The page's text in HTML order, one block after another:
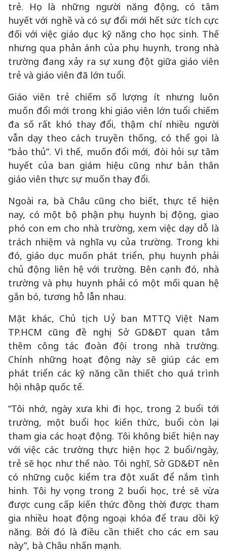
trẻ. Họ là những người năng động, có tâm
huyết với nghề và có sự đổi mới hết sức tích cực
đối với việc giáo dục kỹ năng cho học sinh. Thế
nhưng qua phản ánh của phụ huynh, trong nhà
trường đang xảy ra sự xung đột giữa giáo viên
trẻ và giáo viên đã lớn tuổi.
Giáo viên trẻ chiếm số lượng ít nhưng luôn
muốn đổi mới trong khi giáo viên lớn tuổi chiếm
đa số rất khó thay đổi, thậm chí nhiều người
vẫn dạy theo cách truyền thống, có thể gọi là
“bảo thủ”. Vì thế, muốn đổi mới, đòi hỏi sự tâm
huyết của ban giám hiệu cũng như bản thân
giáo viên thực sự muốn thay đổi.
Ngoài ra, bà Châu cũng cho biết, thực tế hiện
nay, có một bộ phận phụ huynh bị động, giao
phó con em cho nhà trường, xem việc dạy dỗ là
trách nhiệm và nghĩa vụ của trường. Trong khi
đó, giáo dục muốn phát triển, phụ huynh phải
chủ động liên hệ với trường. Bên cạnh đó, nhà
trường và phụ huynh phải có một mối quan hệ
gắn bó, tương hỗ lẫn nhau.
Mặt khác, Chủ tịch Uỷ ban MTTQ Việt Nam
TP.HCM cũng đề nghị Sở GD&ĐT quan tâm
thêm công tác đoàn đội trong nhà trường.
Chính những hoạt động này sẽ giúp các em
phát triển các kỹ năng cần thiết cho quá trình
hội nhập quốc tế.
“Tôi nhớ, ngày xưa khi đi học, trong 2 buổi tới
trường, một buổi học kiến thức, buổi còn lại
tham gia các hoạt động. Tôi không biết hiện nay
với việc các trường thực hiện học 2 buổi/ngày,
trẻ sẽ học như thế nào. Tôi nghĩ, Sở GD&ĐT nên
có những cuộc kiểm tra đột xuất để nắm tình
hinh. Tôi hy vọng trong 2 buổi học, trẻ sẽ vừa
được cung cấp kiến thức đồng thời được tham
gia nhiều hoạt động ngoại khóa để trau dồi kỹ
năng. Bởi đó là điều cần thiết cho các em sau
này”, bà Châu nhấn mạnh.